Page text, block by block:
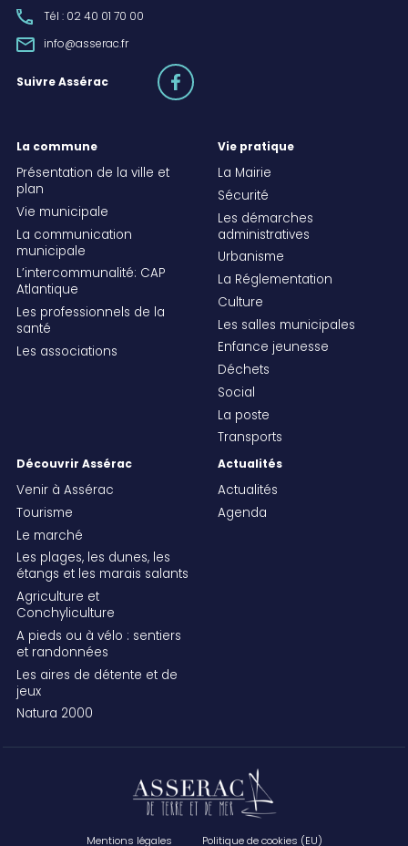
Tél : 02 40 01 70 00
info@asserac.fr
Suivre Assérac facebook
La commune
Présentation de la ville et
plan
Vie municipale
La communication
municipale
L’intercommunalité: CAP
Atlantique
Les professionnels de la
santé
Les associations
Vie pratique
La Mairie
Sécurité
Les démarches
administratives
Urbanisme
La Réglementation
Culture
Les salles municipales
Enfance jeunesse
Déchets
Social
La poste
Transports
Découvrir Assérac
Venir à Assérac
Tourisme
Le marché
Les plages, les dunes, les
étangs et les marais salants
Agriculture et
Conchyliculture
A pieds ou à vélo : sentiers
et randonnées
Les aires de détente et de
jeux
Natura 2000
Actualités
Actualités
Agenda
Mentions légales Politique de cookies (EU)